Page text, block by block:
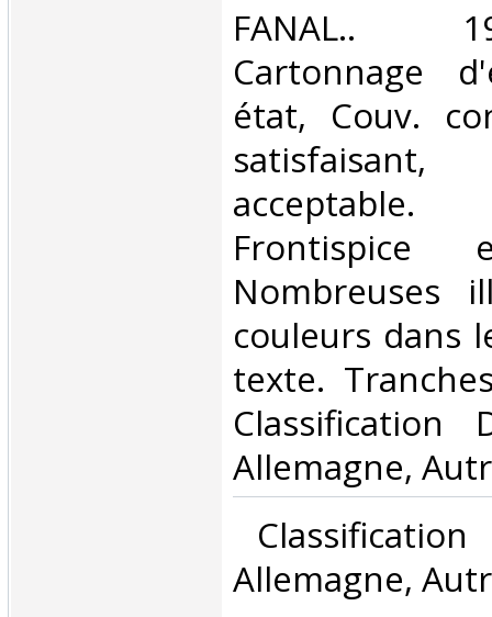
‎FANAL..
Cartonnage
état, Couv.
Frontispice
Nombreuses
couleurs dans
texte.
Classification
Allemagne,
Allemagne,